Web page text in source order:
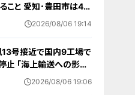
こと 愛知･豊田市は4年
作成 最悪の場合2026/08/06 19:14
13号接近で国内9工場で
止 ｢海上輸送への影響
断｣ 夏季連休明けの17日
2026/08/06 19:06